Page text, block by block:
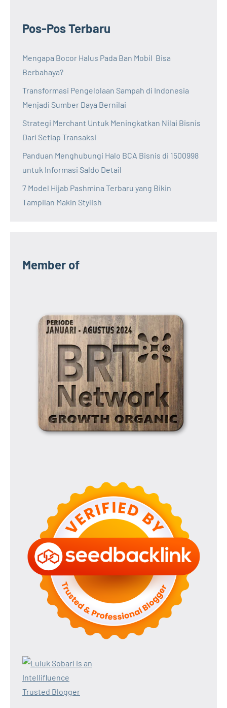
Pos-Pos Terbaru
Mengapa Bocor Halus Pada Ban Mobil Bisa
Berbahaya?
Transformasi Pengelolaan Sampah di Indonesia
Menjadi Sumber Daya Bernilai
Strategi Merchant Untuk Meningkatkan Nilai Bisnis
Dari Setiap Transaksi
Panduan Menghubungi Halo BCA Bisnis di 1500998
untuk Informasi Saldo Detail
7 Model Hijab Pashmina Terbaru yang Bikin
Tampilan Makin Stylish
Member of